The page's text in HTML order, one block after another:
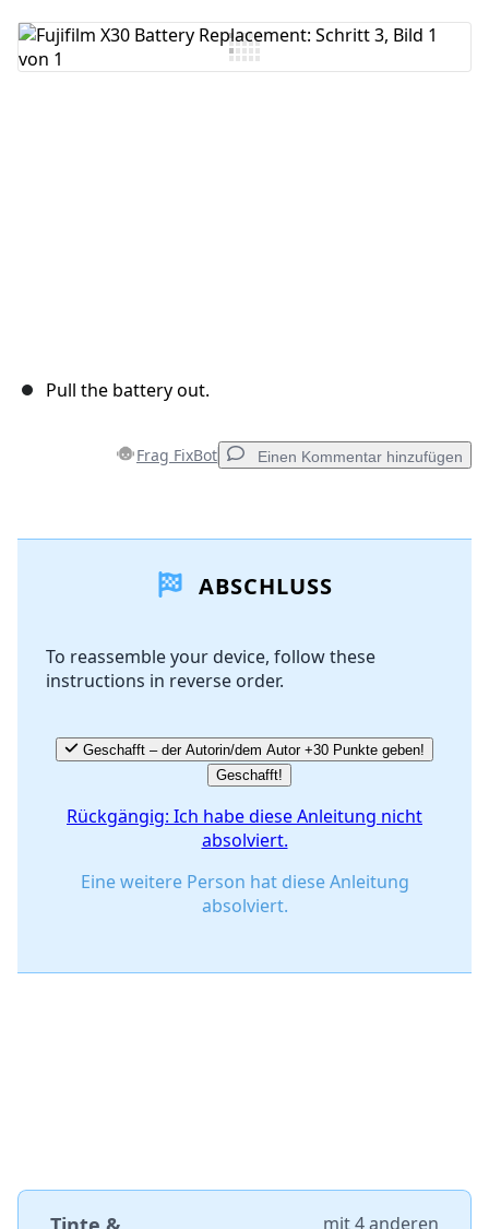
Kommentar hinzufügen
Pull the battery out.
Frag FixBot Einen Kommentar hinzufügen
Kommentar hinzufügen
Abbrechen
ABSCHLUSS
To reassemble your device, follow these
instructions in reverse order.
Geschafft – der Autorin/dem Autor +30 Punkte geben!
Geschafft!
Rückgängig: Ich habe diese Anleitung nicht
absolviert.
Eine weitere Person hat diese Anleitung
absolviert.
mit4 anderen